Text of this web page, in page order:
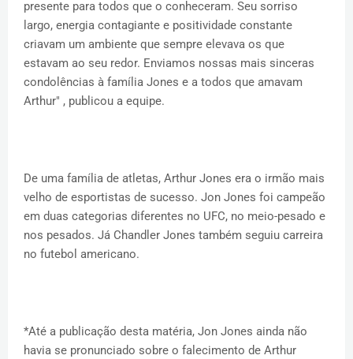
presente para todos que o conheceram. Seu sorriso
largo, energia contagiante e positividade constante
criavam um ambiente que sempre elevava os que
estavam ao seu redor. Enviamos nossas mais sinceras
condolências à família Jones e a todos que amavam
Arthur" , publicou a equipe.
De uma família de atletas, Arthur Jones era o irmão mais
velho de esportistas de sucesso. Jon Jones foi campeão
em duas categorias diferentes no UFC, no meio-pesado e
nos pesados. Já Chandler Jones também seguiu carreira
no futebol americano.
*Até a publicação desta matéria, Jon Jones ainda não
havia se pronunciado sobre o falecimento de Arthur